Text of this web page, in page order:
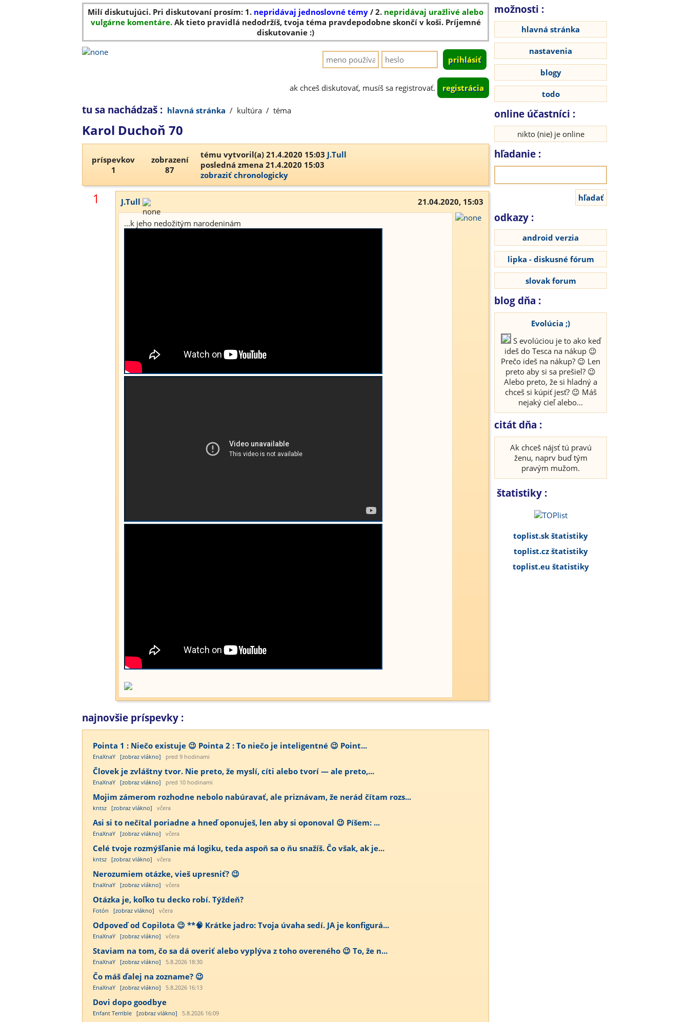
Milí diskutujúci. Pri diskutovaní prosím: 1. nepridávaj jednoslovné témy / 2. nepridávaj uražlivé alebo
vulgárne komentáre.Ak tieto pravidlá nedodržíš, tvoja téma pravdepodobne skončí v koši. Príjemné
diskutovanie :)
ak chceš diskutovať, musíš sa registrovať. registrácia
tu sa nachádzaš : hlavná stránka / kultúra / téma
Karol Duchoň 70
príspevkov
1
zobrazení
87
tému vytvoril(a) 21.4.2020 15:03 J.Tull
posledná zmena 21.4.2020 15:03
zobraziť chronologicky
1 J.Tull 21.04.2020, 15:03
...k jeho nedožitým narodeninám
najnovšie príspevky :
Pointa 1 : Niečo existuje 😉 Pointa 2 : To niečo je inteligentné 😉 Point...
EnaXnaY [zobraz vlákno] pred 9 hodinami
Človek je zvláštny tvor. Nie preto, že myslí, cíti alebo tvorí — ale preto,...
EnaXnaY [zobraz vlákno] pred 10 hodinami
Mojim zámerom rozhodne nebolo nabúravať, ale priznávam, že nerád čítam rozs...
kntsz [zobraz vlákno] včera
Asi si to nečítal poriadne a hneď oponuješ, len aby si oponoval 😉 Píšem: ...
EnaXnaY [zobraz vlákno] včera
Celé tvoje rozmýšľanie má logiku, teda aspoň sa o ňu snažíš. Čo však, ak je...
kntsz [zobraz vlákno] včera
Nerozumiem otázke, vieš upresniť? 😉
EnaXnaY [zobraz vlákno] včera
Otázka je, koľko tu decko robí. Týždeň?
Fotón [zobraz vlákno] včera
Odpoveď od Copilota 😉 **🧠 Krátke jadro: Tvoja úvaha sedí. JA je konfigurá...
EnaXnaY [zobraz vlákno] včera
Staviam na tom, čo sa dá overiť alebo vyplýva z toho overeného 😉 To, že n...
EnaXnaY [zobraz vlákno] 5.8.2026 18:30
Čo máš ďalej na zozname? 😉
EnaXnaY [zobraz vlákno] 5.8.2026 16:13
Dovi dopo goodbye
Enfant Terrible [zobraz vlákno] 5.8.2026 16:09
možnosti :
hlavná stránka
nastavenia
blogy
todo
online účastníci :
nikto (nie) je online
hľadanie :
odkazy :
android verzia
lipka - diskusné fórum
slovak forum
blog dňa :
Evolúcia ;)
S evolúciou je to ako keď
ideš do Tesca na nákup 😉
Prečo ideš na nákup? 😉 Len
preto aby si sa prešiel? 😉
Alebo preto, že si hladný a
chceš si kúpiť jesť? 😉 Máš
nejaký cieľ alebo...
citát dňa :
Ak chceš nájsť tú pravú
ženu, naprv buď tým
pravým mužom.
štatistiky :
toplist.sk štatistiky
toplist.cz štatistiky
toplist.eu štatistiky